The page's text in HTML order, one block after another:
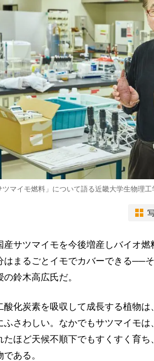
ツマイモ燃料」について語る近畿大学生物理
サツマイモを今後増産しバイオ燃
はまるごとイモでカバーできる──
の鈴木高広氏だ。
化炭素を吸収して成長する植物は
ふさわしい。なかでもサツマイモ
たほど天候不順下でもすくすく育
である。